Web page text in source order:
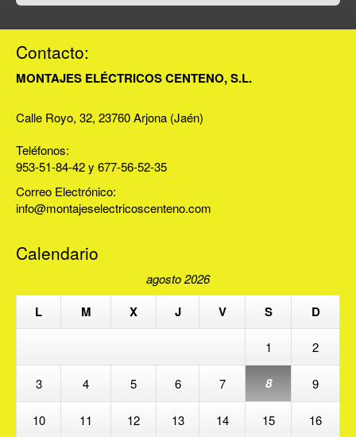
Contacto:
MONTAJES ELÉCTRICOS CENTENO, S.L.
Calle Royo, 32, 23760 Arjona (Jaén)
Teléfonos:
953-51-84-42 y 677-56-52-35
Correo Electrónico:
info@montajeselectricoscenteno.com
Calendario
agosto 2026
L M X J V S D
1 2
3 4 5 6 7 8 9
10 11 12 13 14 15 16